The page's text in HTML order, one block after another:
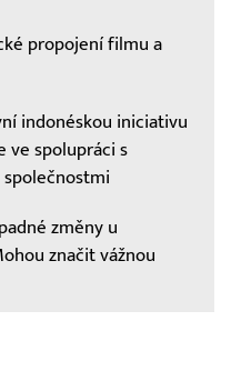
propojení filmu a
indonéskou iniciativu
ve spolupráci s
změny u
značit vážnou